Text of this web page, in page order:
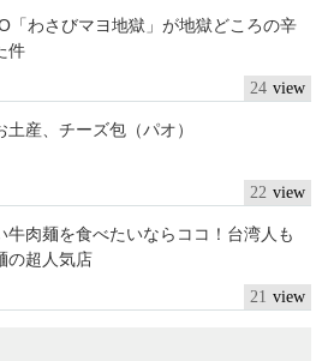
「わさびマヨ地獄」が地獄どころの辛
件
24
産、チーズ包（パオ）
22
牛肉麺を食べたいならココ！台湾人も
の超人気店
21